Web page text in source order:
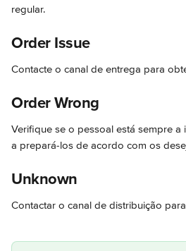
regular.
Order Issue
Contacte o canal de entrega para
Order Wrong
Verifique se o pessoal está sempre
a prepará-los de acordo com os
Unknown
Contactar o canal de distribuição